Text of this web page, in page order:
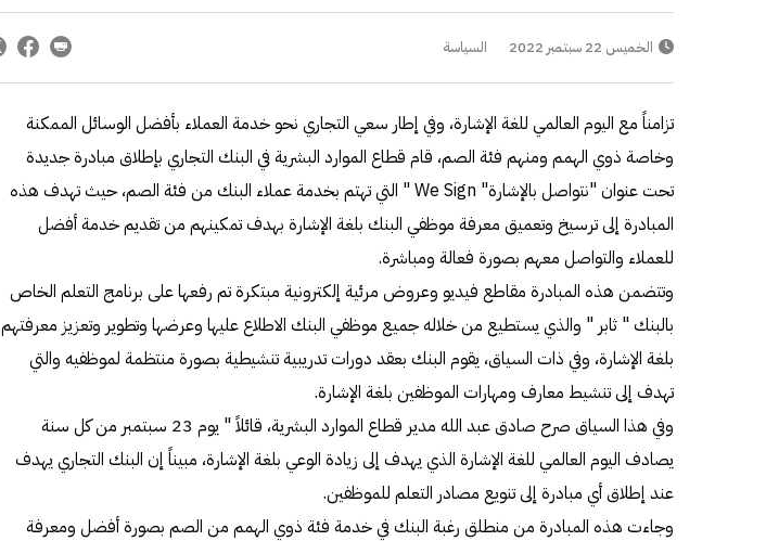
الخميس 22 سبتمبر 2022 السياسة
تزامناً مع اليوم العالمي للغة الإشارة، وفي إطار سعي التجاري نحو خدمة العملاء بأفضل الوسائل الممكنة
وخاصة ذوي الهمم ومنهم فئة الصم، قام قطاع الموارد البشرية في البنك التجاري بإطلاق مبادرة جديدة
تحت عنوان "نتواصل بالإشارة" We Sign " التي تهتم بخدمة عملاء البنك من فئة الصم، حيث تهدف هذه
المبادرة إلى ترسيخ وتعميق معرفة موظفي البنك بلغة الإشارة بهدف تمكينهم من تقديم خدمة أفضل
للعملاء والتواصل معهم بصورة فعالة ومباشرة.
وتتضمن هذه المبادرة مقاطع فيديو وعروض مرئية إلكترونية مبتكرة تم رفعها على برنامج التعلم الخاص
بالبنك " ثابر " والذي يستطيع من خلاله جميع موظفي البنك الاطلاع عليها وعرضها وتطوير وتعزيز معرفتهم
بلغة الإشارة، وفي ذات السياق، يقوم البنك بعقد دورات تدريبية تنشيطية بصورة منتظمة لموظفيه والتي
تهدف إلى تنشيط معارف ومهارات الموظفين بلغة الإشارة.
وفي هذا السياق صرح صادق عبد الله مدير قطاع الموارد البشرية، قائلاً " يوم 23 سبتمبر من كل سنة
يصادف اليوم العالمي للغة الإشارة الذي يهدف إلى زيادة الوعي بلغة الإشارة، مبيناً إن البنك التجاري يهدف
عند إطلاق أي مبادرة إلى تنويع مصادر التعلم للموظفين.
وجاءت هذه المبادرة من منطلق رغبة البنك في خدمة فئة ذوي الهمم من الصم بصورة أفضل ومعرفة